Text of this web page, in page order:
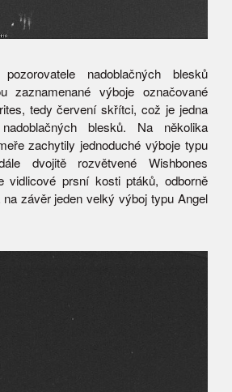
nadoblačných blesků
zaznamenané výboje označované
tedy červení skřítci, což je jedna
nadoblačných blesků. Na několika
zachytily jednoduché výboje typu
dvojitě rozvětvené Wishbones
vidlicové prsní kosti ptáků, odborně
závěr jeden velký výboj typu Angel